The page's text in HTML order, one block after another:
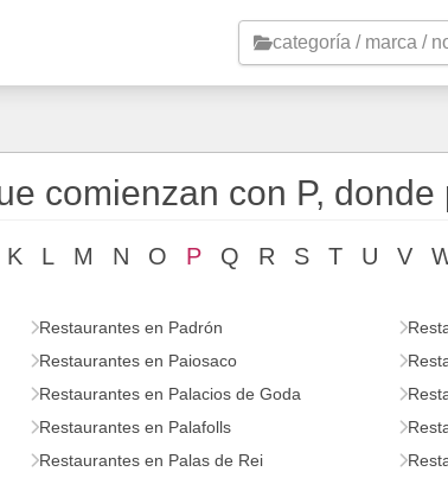
comienzan con P,
K L M N O P Q R S T U V
Restaurantes en Padrón
Restaurantes en Paiosaco
Restaurantes en Palacios de Goda
Restaurantes en Palafolls
Restaurantes en Palas de Rei